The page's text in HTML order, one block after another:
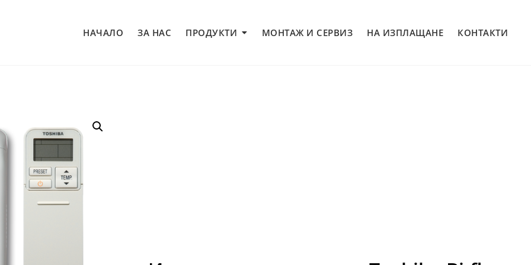
НАЧАЛО ЗА НАС ПРОДУКТИ МОНТАЖ И СЕРВИЗ НА ИЗПЛАЩАНЕ КОНТАКТИ